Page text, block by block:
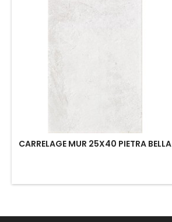
CARRELAGE MUR 25X40 PIETRA BELLA